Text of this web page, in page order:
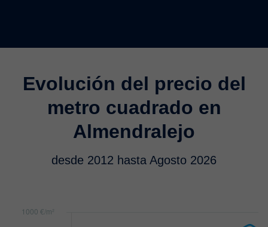
Evolución del precio del
metro cuadrado en
Almendralejo
desde 2012 hasta Agosto 2026